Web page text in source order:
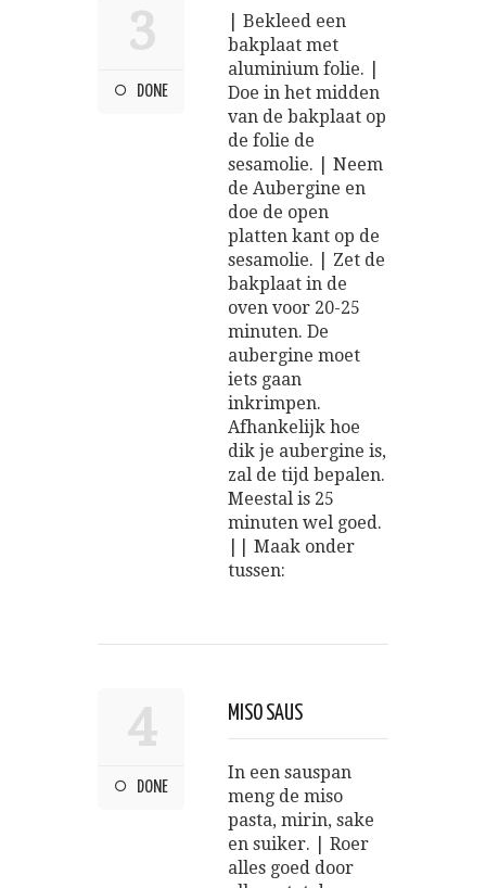
3
DONE
| Bekleed een
bakplaat met
aluminium folie. |
Doe in het midden
van de bakplaat op
de folie de
sesamolie. | Neem
de Aubergine en
doe de open
platten kant op de
sesamolie. | Zet de
bakplaat in de
oven voor 20-25
minuten. De
aubergine moet
iets gaan
inkrimpen.
Afhankelijk hoe
dik je aubergine is,
zal de tijd bepalen.
Meestal is 25
minuten wel goed.
|| Maak onder
tussen:
4
DONE
MISO SAUS
In een sauspan
meng de miso
pasta, mirin, sake
en suiker. | Roer
alles goed door